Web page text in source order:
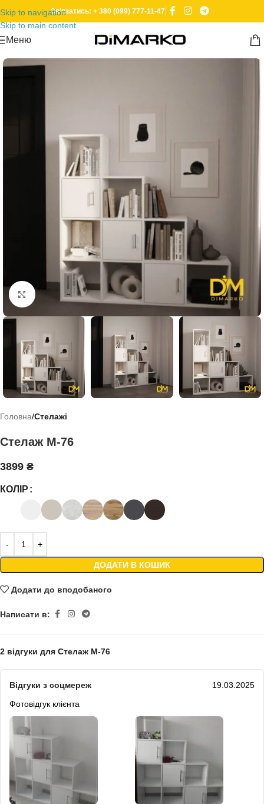
Skip to navigation
Skip to main content
Зв'язатись: + 380 (099) 777-11-47
Меню
Click to enlarge
Головна Стелажі
Стелаж М-76
3899 ₴
КОЛІР
ДОДАТИ В КОШИК
Додати до вподобаного
Написати в:
2 відгуки для Стелаж М-76
Відгуки з соцмереж
19.03.2025
Фотовідгук клієнта